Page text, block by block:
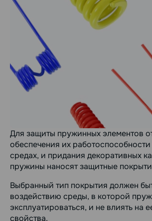
Для защиты пружинных элементов
обеспечения их
средах, и придания декоративных
пружины наносят защитные
Выбранный тип покрытия должен
воздействию среды, в которой
эксплуатироваться, и не влиять на
свойства.